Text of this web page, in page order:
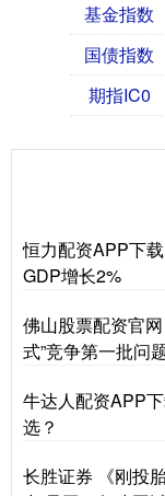
基金指数
国债指数
期指IC0
恒力配资APP下
GDP增长2%
佛山股票配资官
式”竞争第一批问
牛达人配资APP
选？
长胜证券 《刚投